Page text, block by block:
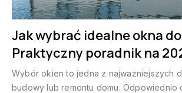
Jak wybrać idealne okna
Praktyczny poradnik na
Wybór okien to jedna z najważniejszych
budowy lub remontu domu. Odpowiednio